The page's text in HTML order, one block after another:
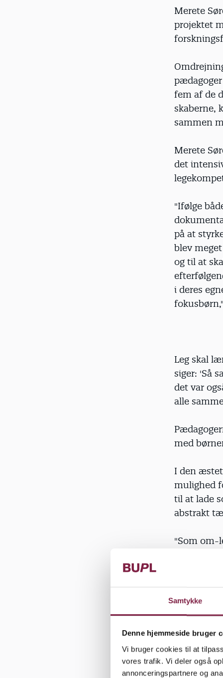
Samtykke
Denne hjemmeside bruger
Vi bruger cookies til at
vores trafik. Vi deler også
annonceringspartnere og
Merete
projektet
fem af de
skaberne,
sammen
Merete
det
"Ifølge
på at
blev
og til at
i deres
Leg skal
siger: 'Så
det var
alle
med
I den
mulighed
til at lade
abstrakt
"Som om-
den
mindst en